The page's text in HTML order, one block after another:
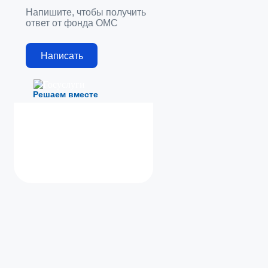
Решаем вместе
Напишите, чтобы получить
ответ от фонда ОМС
Написать